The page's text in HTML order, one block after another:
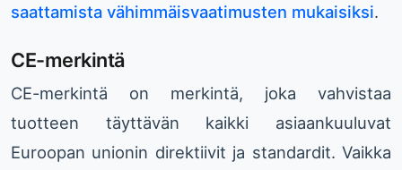
saattamista vähimmäisvaatimusten mukaisiksi.
CE-merkintä
CE-merkintä on merkintä, joka vahvistaa
tuotteen täyttävän kaikki asiaankuuluvat
Euroopan unionin direktiivit ja standardit. Vaikka